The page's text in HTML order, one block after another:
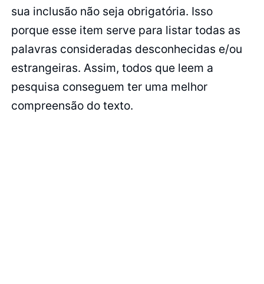
sua inclusão não seja obrigatória. Isso
porque esse item serve para listar todas as
palavras consideradas desconhecidas e/ou
estrangeiras. Assim, todos que leem a
pesquisa conseguem ter uma melhor
compreensão do texto.